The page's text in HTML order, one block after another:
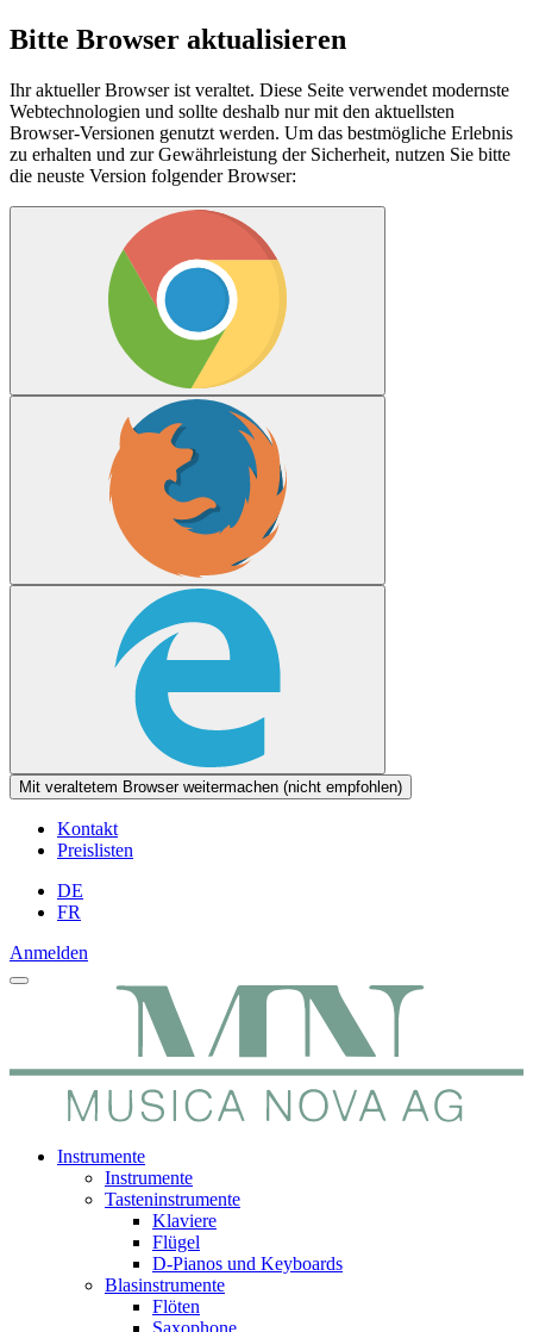
Bitte Browser aktualisieren
Ihr aktueller Browser ist veraltet. Diese Seite verwendet modernste
Webtechnologien und sollte deshalb nur mit den aktuellsten
Browser-Versionen genutzt werden. Um das bestmögliche Erlebnis
zu erhalten und zur Gewährleistung der Sicherheit, nutzen Sie bitte
die neuste Version folgender Browser:
Mit veraltetem Browser weitermachen (nicht empfohlen)
Kontakt
Preislisten
DE
FR
Anmelden
Instrumente
Instrumente
Tasteninstrumente
Klaviere
Flügel
D-Pianos und Keyboards
Blasinstrumente
Flöten
Saxophone